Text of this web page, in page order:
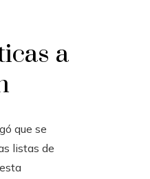
a
que se
listas de